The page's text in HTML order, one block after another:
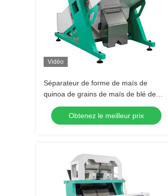
Vidéo
Séparateur de forme de maïs de
quinoa de grains de maïs de blé de
millet de machine de séparateur de
grain de trieuse de couleur de riz de
haute précision
Obtenez le meilleur prix